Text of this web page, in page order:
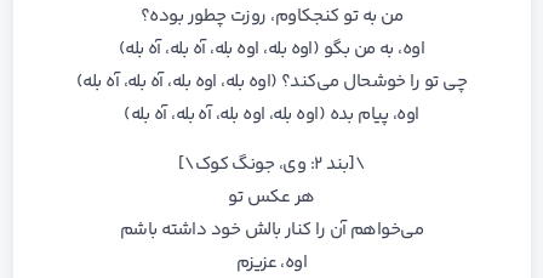
من به تو کنجکاوم، روزت چطور بوده؟
اوه، به من بگو (اوه بله، اوه بله، آه بله، آه بله)
چی تو را خوشحال می‌کند؟ (اوه بله، اوه بله، آه بله، آه بله)
اوه، پیام بده (اوه بله، اوه بله، آه بله، آه بله)
\[بند ۲: وی، جونگ کوک\]
هر عکس تو
می‌خواهم آن را کنار بالش خود داشته باشم
اوه، عزیزم